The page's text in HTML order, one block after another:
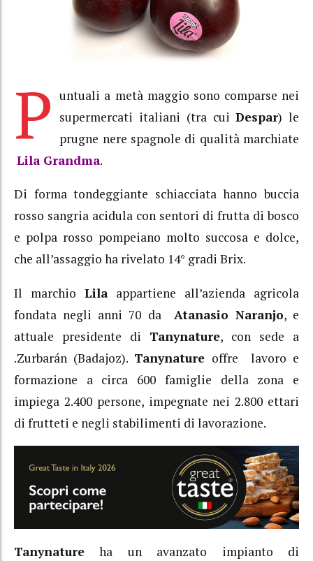
P untuali a metà maggio sono comparse nei
supermercati italiani (tra cuiDespar) le
prugne nere spagnole di qualità marchiate
Lila Grandma.
Di forma tondeggiante schiacciata hanno buccia
rosso sangria acidula con sentori di frutta di bosco
e polpa rosso pompeiano molto succosa e dolce,
che all’assaggio ha rivelato 14° gradi Brix.
Il marchio Lila appartiene all’azienda agricola
fondata negli anni 70 da Atanasio Naranjo, e
attuale presidente di Tanynature, con sede a
.Zurbarán (Badajoz). Tanynature offre lavoro e
formazione a circa 600 famiglie della zona e
impiega 2.400 persone, impegnate nei 2.800 ettari
di frutteti e negli stabilimenti di lavorazione.
Tanynature ha un avanzato impianto di